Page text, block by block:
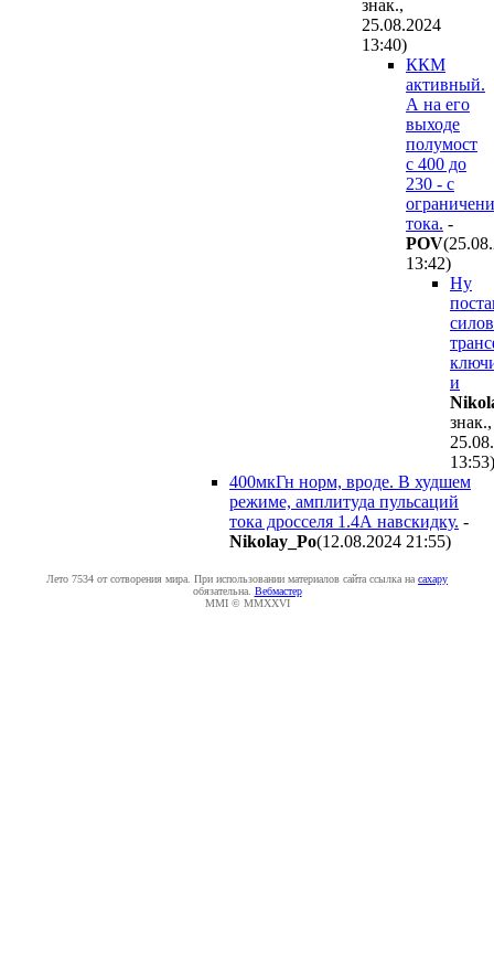
знак.,
25.08.2024
13:40)
ККМ
активный.
А на его
выходе
полумост
с 400 до
230 - с
тока. -
POV
13:42)
Ну
и
знак.,
13:53)
400мкГн норм, вроде. В худшем
режиме, амплитуда пульсаций
тока дросселя 1.4А навскидку. -
Nikolay_Po(12.08.2024 21:55)
Лето 7534 от сотворения мира. При использовании материалов сайта ссылка на caxapу
обязательна. Вебмастер
MMI © MMXXVI